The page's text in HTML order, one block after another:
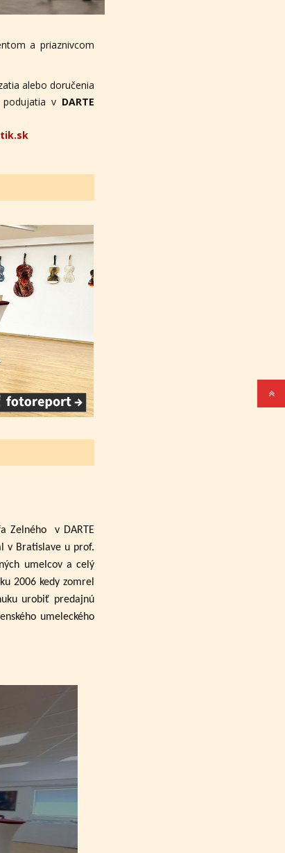
a priaznivcom
alebo doručenia
v DARTE
Zelného
v DARTE
v Bratislave u prof.
umelcov a celý
2006 kedy zomrel
urobiť predajnú
umeleckého